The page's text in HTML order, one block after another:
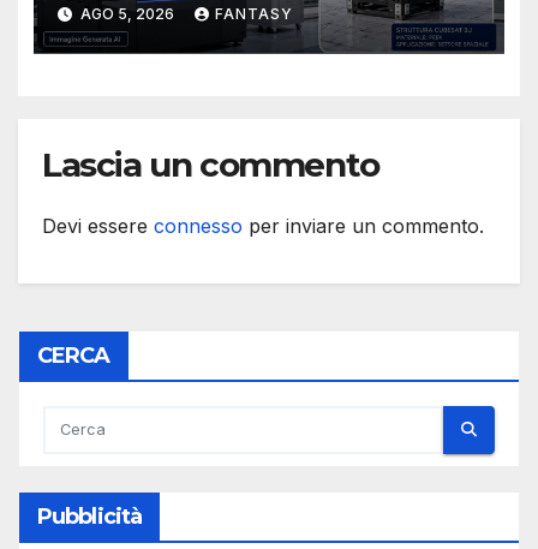
AGO 5, 2026 FANTASY
Lascia un commento
Devi essere connesso per inviare un commento.
CERCA
Pubblicità